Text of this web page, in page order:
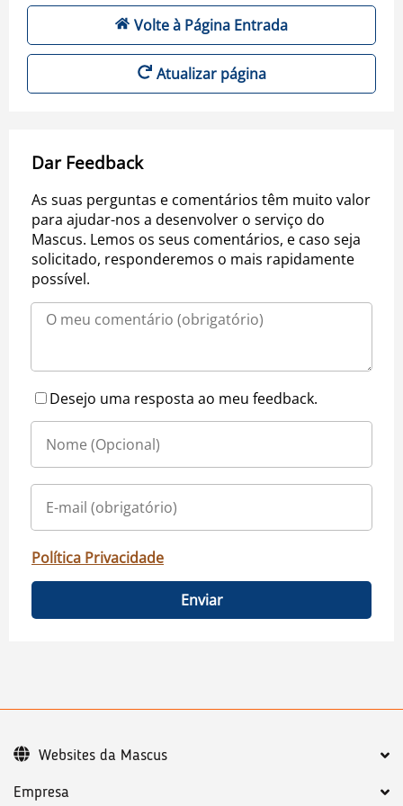
Volte à Página Entrada
Atualizar página
Dar Feedback
As suas perguntas e comentários têm muito valor
para ajudar-nos a desenvolver o serviço do
Mascus. Lemos os seus comentários, e caso seja
solicitado, responderemos o mais rapidamente
possível.
Desejo uma resposta ao meu feedback.
Política Privacidade
Enviar
Empresa
Websites da Mascus